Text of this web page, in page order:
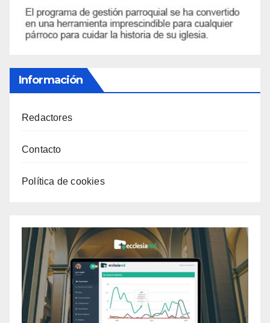
Información
Redactores
Contacto
Política de cookies